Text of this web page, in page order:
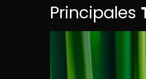
Principales